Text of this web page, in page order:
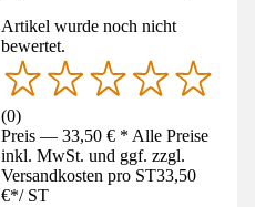
Artikel wurde noch nicht
bewertet.
(0)
Preis — 33,50 € * Alle Preise
inkl. MwSt. und ggf. zzgl.
Versandkosten pro ST33,50
€*/ ST